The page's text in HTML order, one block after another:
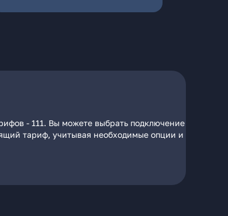
- 111. Вы можете выбрать подключение
тариф, учитывая необходимые опции и